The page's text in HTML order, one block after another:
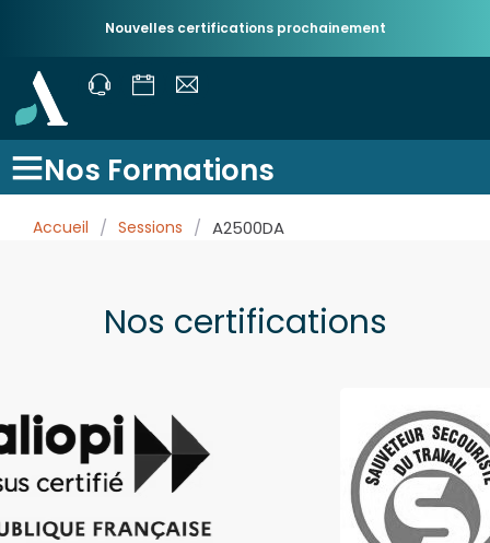
Nouvelles certifications prochainement
Nos Formations
Accueil / Sessions / A2500DA
Nos certifications